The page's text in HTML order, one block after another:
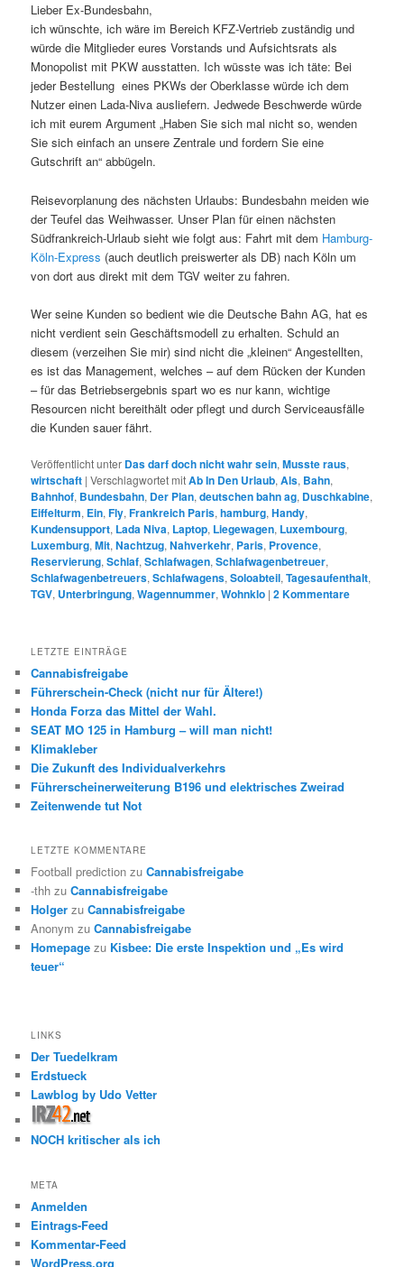
Lieber Ex-Bundesbahn,
ich wünschte, ich wäre im Bereich KFZ-Vertrieb zuständig und
würde die Mitglieder eures Vorstands und Aufsichtsrats als
Monopolist mit PKW ausstatten. Ich wüsste was ich täte: Bei
jeder Bestellung eines PKWs der Oberklasse würde ich dem
Nutzer einen Lada-Niva ausliefern. Jedwede Beschwerde würde
ich mit eurem Argument „Haben Sie sich mal nicht so, wenden
Sie sich einfach an unsere Zentrale und fordern Sie eine
Gutschrift an“ abbügeln.
Reisevorplanung des nächsten Urlaubs: Bundesbahn meiden wie
der Teufel das Weihwasser. Unser Plan für einen nächsten
Südfrankreich-Urlaub sieht wie folgt aus: Fahrt mit dem Hamburg-
Köln-Express (auch deutlich preiswerter als DB) nach Köln um
von dort aus direkt mit dem TGV weiter zu fahren.
Wer seine Kunden so bedient wie die Deutsche Bahn AG, hat es
nicht verdient sein Geschäftsmodell zu erhalten. Schuld an
diesem (verzeihen Sie mir) sind nicht die „kleinen“ Angestellten,
es ist das Management, welches – auf dem Rücken der Kunden
– für das Betriebsergebnis spart wo es nur kann, wichtige
Resourcen nicht bereithält oder pflegt und durch Serviceausfälle
die Kunden sauer fährt.
Veröffentlicht unter Das darf doch nicht wahr sein,Musste raus,
wirtschaft |Verschlagwortet mitAb In Den Urlaub,Als, Bahn,
Bahnhof, Bundesbahn, Der Plan,deutschen bahn ag, Duschkabine,
Eiffelturm, Ein,Fly,Frankreich Paris,hamburg,Handy,
Kundensupport, Lada Niva, Laptop, Liegewagen, Luxembourg,
Luxemburg,Mit,Nachtzug,Nahverkehr, Paris, Provence,
Reservierung,Schlaf,Schlafwagen,Schlafwagenbetreuer,
Schlafwagenbetreuers,Schlafwagens,Soloabteil,Tagesaufenthalt,
TGV, Unterbringung,Wagennummer,Wohnklo |2Kommentare
LETZTE EINTRÄGE
Cannabisfreigabe
Führerschein-Check (nicht nur für Ältere!)
Honda Forza das Mittel der Wahl.
SEAT MO 125 in Hamburg – will man nicht!
Klimakleber
Die Zukunft des Individualverkehrs
Führerscheinerweiterung B196 und elektrisches Zweirad
Zeitenwende tut Not
LETZTE KOMMENTARE
Football prediction zuCannabisfreigabe
-thh zuCannabisfreigabe
Holger zuCannabisfreigabe
Anonym zuCannabisfreigabe
Homepage zu Kisbee: Die erste Inspektion und „Es wird
teuer“
LINKS
Der Tuedelkram
Erdstueck
Lawblog by Udo Vetter
NOCH kritischer als ich
META
Anmelden
Eintrags-Feed
Kommentar-Feed
WordPress.org